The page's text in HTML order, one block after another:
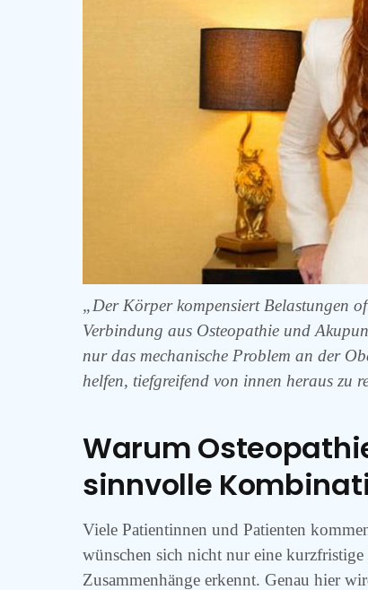
„Der Körper kompensiert Belastungen
Verbindung aus Osteopathie und
nur das mechanische Problem an der
helfen, tiefgreifend von innen heraus zu
Warum
sinnvolle
Viele Patientinnen und Patienten
wünschen sich nicht nur eine
Zusammenhänge erkennt. Genau hier